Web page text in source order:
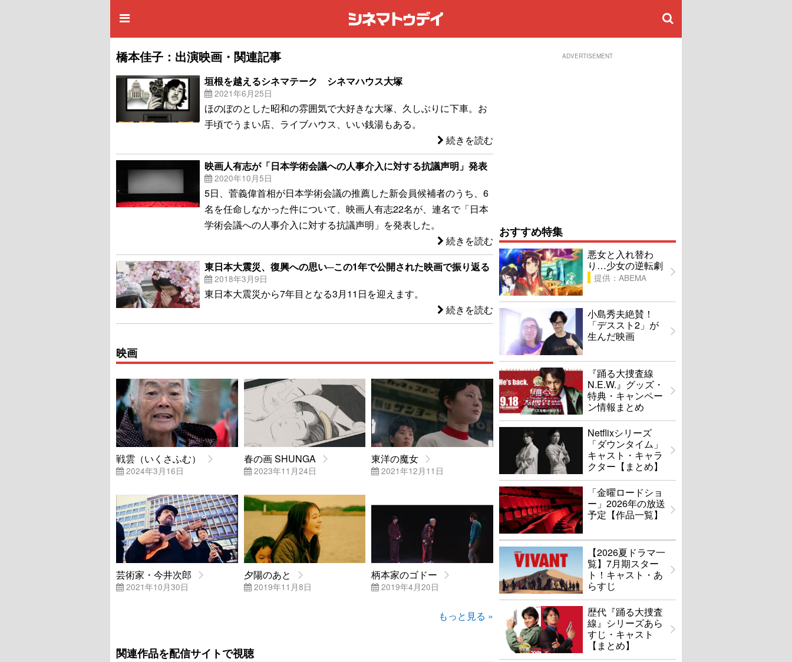
橋本佳子：出演映画・関連記事
垣根を越えるシネマテーク シネマハウス大塚
2021年6月25日
ほのぼのとした昭和の雰囲気で大好きな大塚、久しぶりに下車。お
手頃でうまい店、ライブハウス、いい銭湯もある。
続きを読む
映画人有志が「日本学術会議への人事介入に対する抗議声明」発表
2020年10月5日
5日、菅義偉首相が日本学術会議の推薦した新会員候補者のうち、6
名を任命しなかった件について、映画人有志22名が、連名で「日本
学術会議への人事介入に対する抗議声明」を発表した。
続きを読む
東日本大震災、復興への思い─この1年で公開された映画で振り返る
2018年3月9日
東日本大震災から7年目となる3月11日を迎えます。
続きを読む
映画
戦雲（いくさふむ）
2024年3月16日
春の画 SHUNGA
2023年11月24日
東洋の魔女
2021年12月11日
芸術家・今井次郎
2021年10月30日
夕陽のあと
2019年11月8日
柄本家のゴドー
2019年4月20日
もっと見る »
関連作品を配信サイトで視聴
ADVERTISEMENT
おすすめ特集
悪女と入れ替わ
り…少女の逆転劇
提供：ABEMA
小島秀夫絶賛！
「デススト2」が
生んだ映画
『踊る大捜査線
N.E.W.』グッズ・
特典・キャンペー
ン情報まとめ
Netflixシリーズ
「ダウンタイム」
キャスト・キャラ
クター【まとめ】
「金曜ロードショ
ー」2026年の放送
予定【作品一覧】
【2026夏ドラマ一
覧】7月期スター
ト！キャスト・あ
らすじ
歴代『踊る大捜査
線』シリーズあら
すじ・キャスト
【まとめ】